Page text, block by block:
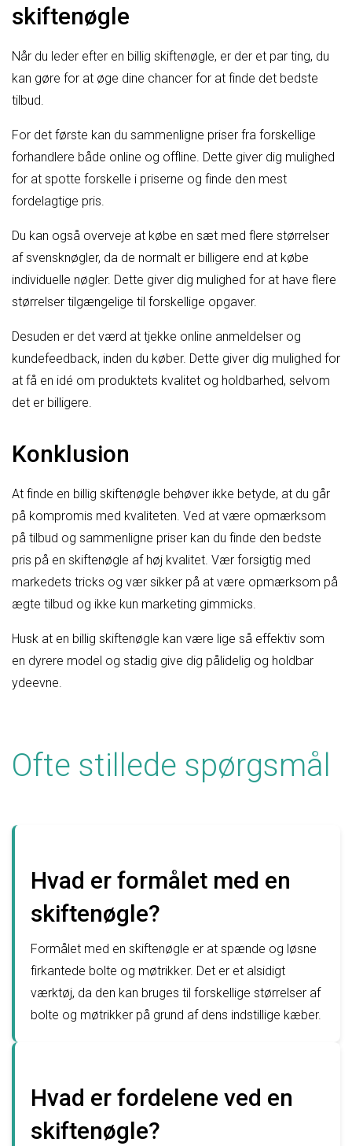
skiftenøgle
Når du leder efter en billig skiftenøgle, er der et par ting, du
kan gøre for at øge dine chancer for at finde det bedste
tilbud.
For det første kan du sammenligne priser fra forskellige
forhandlere både online og offline. Dette giver dig mulighed
for at spotte forskelle i priserne og finde den mest
fordelagtige pris.
Du kan også overveje at købe en sæt med flere størrelser
af svensknøgler, da de normalt er billigere end at købe
individuelle nøgler. Dette giver dig mulighed for at have flere
størrelser tilgængelige til forskellige opgaver.
Desuden er det værd at tjekke online anmeldelser og
kundefeedback, inden du køber. Dette giver dig mulighed for
at få en idé om produktets kvalitet og holdbarhed, selvom
det er billigere.
Konklusion
At finde en billig skiftenøgle behøver ikke betyde, at du går
på kompromis med kvaliteten. Ved at være opmærksom
på tilbud og sammenligne priser kan du finde den bedste
pris på en skiftenøgle af høj kvalitet. Vær forsigtig med
markedets tricks og vær sikker på at være opmærksom på
ægte tilbud og ikke kun marketing gimmicks.
Husk at en billig skiftenøgle kan være lige så effektiv som
en dyrere model og stadig give dig pålidelig og holdbar
ydeevne.
Ofte stillede spørgsmål
Hvad er formålet med en
skiftenøgle?
Formålet med en skiftenøgle er at spænde og løsne
firkantede bolte og møtrikker. Det er et alsidigt
værktøj, da den kan bruges til forskellige størrelser af
bolte og møtrikker på grund af dens indstillige kæber.
Hvad er fordelene ved en
skiftenøgle?